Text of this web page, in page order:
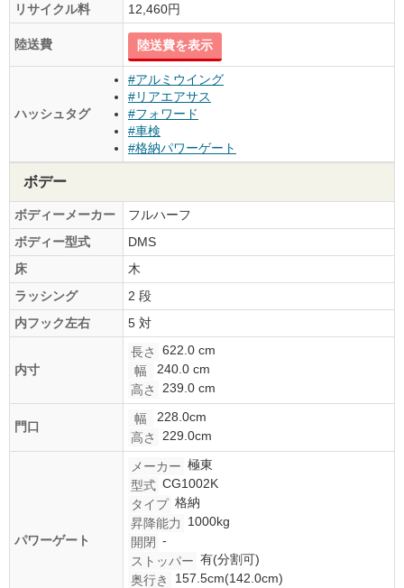
リサイクル料
12,460円
陸送費 陸送費を表示
ハッシュタグ
#アルミウイング
#リアエアサス
#フォワード
#車検
#格納パワーゲート
ボデー
ボディーメーカー
フルハーフ
ボディー型式
DMS
床
木
ラッシング
2 段
内フック左右
5 対
内寸
長さ
622.0 cm
幅
240.0 cm
高さ
239.0 cm
門口
幅
228.0cm
高さ
229.0cm
パワーゲート
メーカー 極東
型式 CG1002K
タイプ 格納
昇降能力
1000kg
開閉 -
ストッパー 有(分割可)
奥行き
157.5cm(142.0cm)